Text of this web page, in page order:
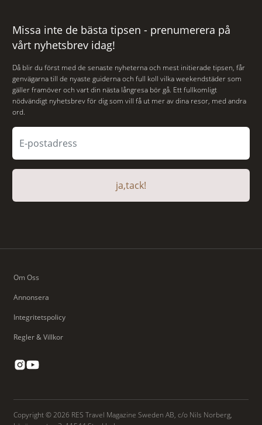
Missa inte de bästa tipsen - prenumerera på
vårt nyhetsbrev idag!
Då blir du först med de senaste nyheterna och mest initierade tipsen, får
genvägarna till de nyaste guiderna och full koll vilka weekendstäder som
gäller framöver och vart din nästa långresa bör gå. Ett fullkomligt
nödvändigt nyhetsbrev för dig som vill få ut mer av dina resor, med andra
ord.
ja,tack!
Om Oss
Annonsera
Integritetspolicy
Regler & Villkor
Copyright © 2026 RES Travel Magazine Sweden AB, c/o Nils Norberg,